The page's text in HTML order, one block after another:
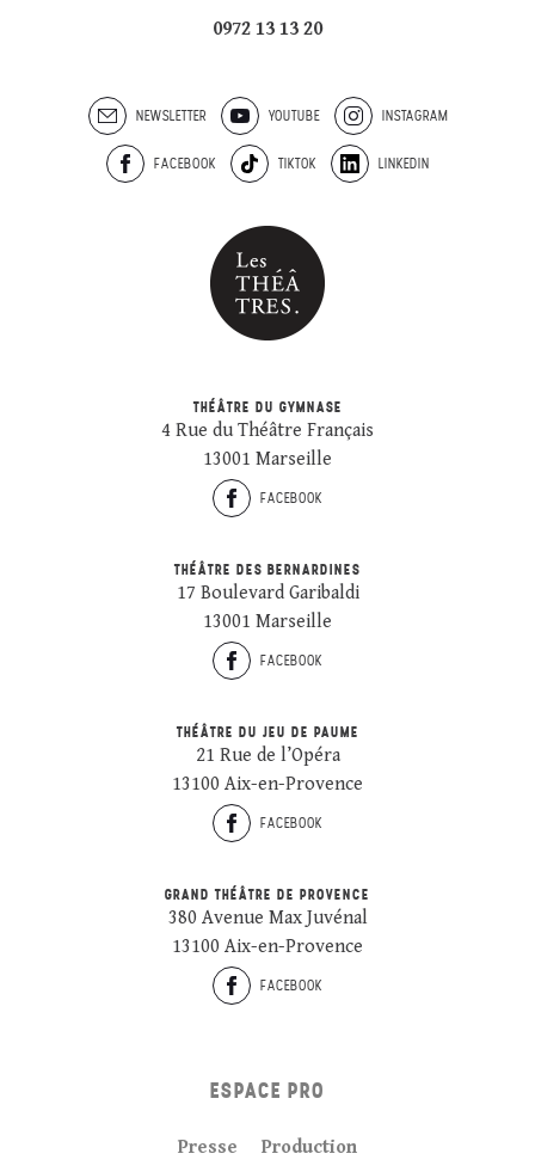
0972 13 13 20
NEWSLETTER YOUTUBE INSTAGRAM
FACEBOOK TIKTOK LINKEDIN
THÉÂTRE DU GYMNASE
4 Rue du Théâtre Français
13001 Marseille
FACEBOOK
THÉÂTRE DES BERNARDINES
17 Boulevard Garibaldi
13001 Marseille
FACEBOOK
THÉÂTRE DU JEU DE PAUME
21 Rue de l’Opéra
13100 Aix-en-Provence
FACEBOOK
GRAND THÉÂTRE DE PROVENCE
380 Avenue Max Juvénal
13100 Aix-en-Provence
FACEBOOK
ESPACE PRO
Presse Production